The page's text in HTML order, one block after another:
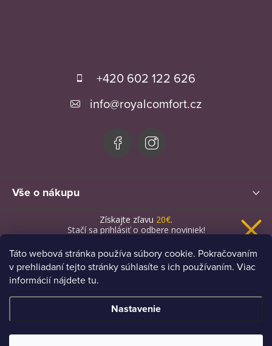
Táto webová stránka používa súbory cookie. Pokračovaním
v prehliadaní tejto stránky súhlasíte s ich používaním. Viac
informácií nájdete tu.
Nastavenie
+420 602 122 626
info@royalcomfort.cz
Vše o nákupu
Copyright 2026Royal Comfort. Všetky práva vyhradené.
Získajte zľavu 20€.
Stačí sa prihlásiť o odbere noviniek!
Zásady spracovania osobných údajov